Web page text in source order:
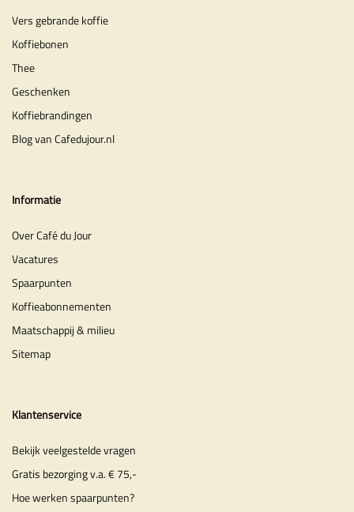
Vers gebrande koffie
Koffiebonen
Thee
Geschenken
Koffiebrandingen
Blog van Cafedujour.nl
Informatie
Over Café du Jour
Vacatures
Spaarpunten
Koffieabonnementen
Maatschappij & milieu
Sitemap
Klantenservice
Bekijk veelgestelde vragen
Gratis bezorging v.a. € 75,-
Hoe werken spaarpunten?